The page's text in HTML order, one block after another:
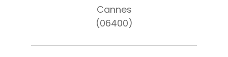
Cannes
(06400)